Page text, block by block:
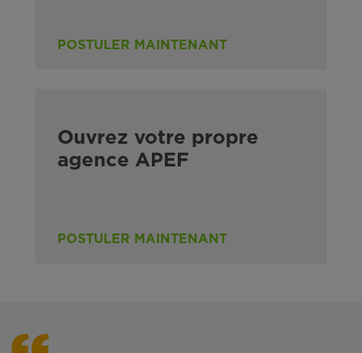
POSTULER MAINTENANT
Ouvrez votre propre
agence APEF
POSTULER MAINTENANT